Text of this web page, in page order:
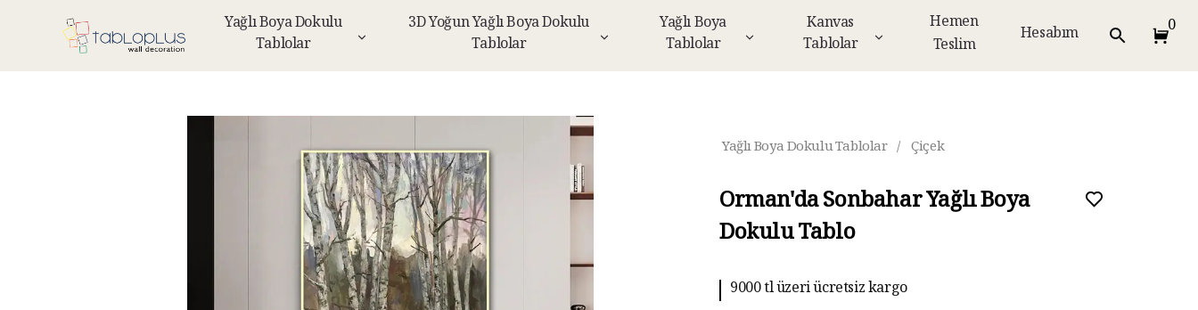
Yağlı Boya Dokulu
Tablolar
3D Yoğun Yağlı Boya Dokulu
Tablolar
Yağlı Boya
Tablolar
Kanvas
Tablolar
Hemen
Teslim
Hesabım 0
Yağlı Boya Dokulu Tablolar / Çiçek
Orman'da Sonbahar Yağlı Boya
Dokulu Tablo
9000 tl üzeri ücretsiz kargo